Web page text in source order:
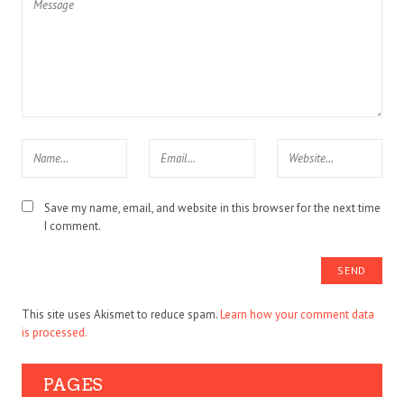
Save my name, email, and website in this browser for the next time
I comment.
This site uses Akismet to reduce spam.Learn how your comment data
is processed.
PAGES